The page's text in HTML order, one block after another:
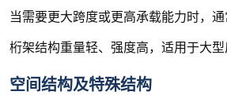
当需要更大跨度或更高承载能力时，通
桁架结构重量轻、强度高，适用于大型
空间结构及特殊结构